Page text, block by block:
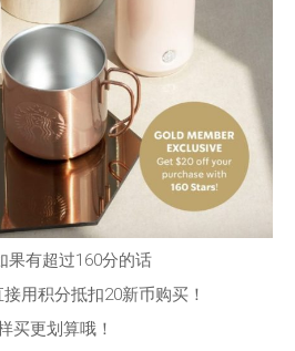
果有超过160分的话
用积分抵扣20新币购买！
买更划算哦！